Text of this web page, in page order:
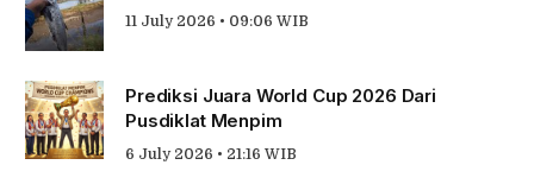
11 July 2026 • 09:06 WIB
Prediksi Juara World Cup 2026 Dari
Pusdiklat Menpim
6 July 2026 • 21:16 WIB